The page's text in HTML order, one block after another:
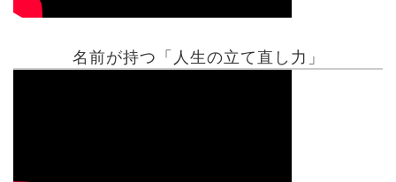
名前が持つ「人生の立て直し力」